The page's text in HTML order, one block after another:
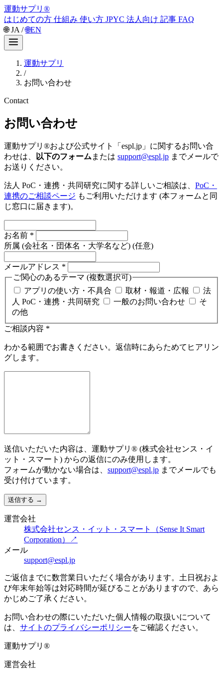
運動サプリ ®
はじめての方 仕組み 使い方 JPYC 法人向け 記事 FAQ
🌐 JA / 🌐EN
運動サプリ
/
お問い合わせ
Contact
お問い合わせ
運動サプリ®および公式サイト「espl.jp」に関するお問い合
わせは、
以下のフォーム または support@espl.jp までメールで
お送りください。
法人 PoC・連携・共同研究に関する詳しいご相談は、 PoC・
連携のご相談ページ もご利用いただけます (本フォームと同
じ窓口に届きます)。
お名前 *
所属 (会社名・団体名・大学名など) (任意)
メールアドレス *
ご関心のあるテーマ (複数選択可)
アプリの使い方・不具合
取材・報道・広報
法
人 PoC・連携・共同研究
一般のお問い合わせ
そ
の他
ご相談内容 *
わかる範囲でお書きください。返信時にあらためてヒアリン
グします。
送信いただいた内容は、運動サプリ® (株式会社センス・イ
ット・スマート) からの返信にのみ使用します。
フォームが動かない場合は、 support@espl.jp までメールでも
受け付けています。
送信する →
運営会社
株式会社センス・イット・スマート（Sense It Smart
Corporation）
↗
メール
support@espl.jp
ご返信までに数営業日いただく場合があります。土日祝およ
び年末年始等は対応時間が延びることがありますので、あら
かじめご了承ください。
お問い合わせの際にいただいた個人情報の取扱いについて
は、 サイトのプライバシーポリシーをご確認ください。
運動サプリ ®
運営会社